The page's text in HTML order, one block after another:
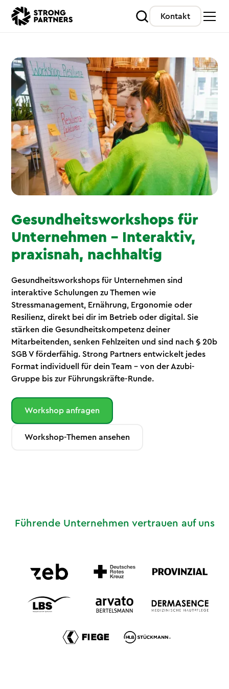
Kontakt
Gesundheitsworkshops für
Unternehmen – Interaktiv,
praxisnah, nachhaltig
Gesundheitsworkshops für Unternehmen sind
interaktive Schulungen zu Themen wie
Stressmanagement, Ernährung, Ergonomie oder
Resilienz, direkt bei dir im Betrieb oder digital. Sie
stärken die Gesundheitskompetenz deiner
Mitarbeitenden, senken Fehlzeiten und sind nach § 20b
SGB V förderfähig. Strong Partners entwickelt jedes
Format individuell für dein Team – von der Azubi-
Gruppe bis zur Führungskräfte-Runde.
Workshop anfragen
Workshop-Themen ansehen
Führende Unternehmen vertrauen auf uns